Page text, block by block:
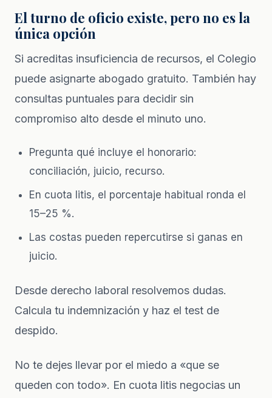
El turno de oficio existe, pero no es la
única opción
Si acreditas insuficiencia de recursos, el Colegio
puede asignarte abogado gratuito. También hay
consultas puntuales para decidir sin
compromiso alto desde el minuto uno.
Pregunta qué incluye el honorario:
conciliación, juicio, recurso.
En cuota litis, el porcentaje habitual ronda el
15–25 %.
Las costas pueden repercutirse si ganas en
juicio.
Desde derecho laboral resolvemos dudas.
Calcula tu indemnización y haz el test de
despido.
No te dejes llevar por el miedo a «que se
queden con todo». En cuota litis negocias un